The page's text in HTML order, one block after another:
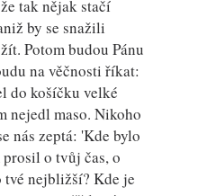
tak nějak stačí
by se snažili
Potom budou Pánu
na věčnosti říkat:
do košíčku velké
nejedl maso. Nikoho
nás zeptá: 'Kde bylo
o tvůj čas, o
nejbližší? Kde je